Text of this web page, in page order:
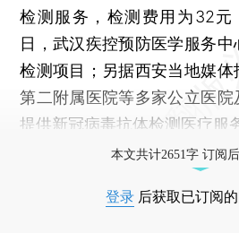
检测服务，检测费用为32元
日，武汉疾控预防医学服务
检测项目；另据西安当地媒
第二附属医院等多家公立医
提供新冠病毒抗体检测医疗服
本文共计2651字 订阅
登录 后获取已订阅